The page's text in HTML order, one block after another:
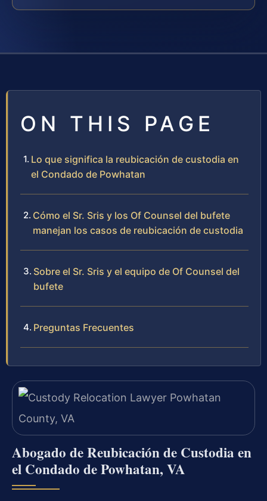
ON THIS PAGE
Lo que significa la reubicación de custodia en
el Condado de Powhatan
Cómo el Sr. Sris y los Of Counsel del bufete
manejan los casos de reubicación de custodia
Sobre el Sr. Sris y el equipo de Of Counsel del
bufete
Preguntas Frecuentes
Abogado de Reubicación de Custodia en
el Condado de Powhatan, VA